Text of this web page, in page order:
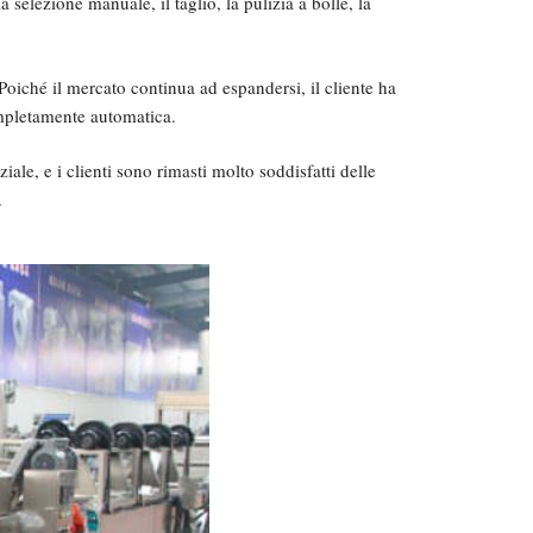
il mercato continua ad espandersi, il cliente ha
automatica.
e i clienti sono rimasti molto soddisfatti delle